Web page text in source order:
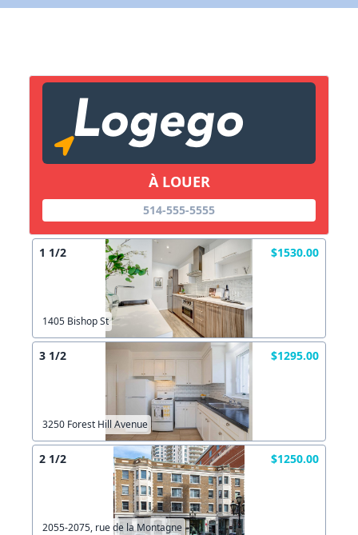
À LOUER
514-555-5555
1 1/2 $1530.00
1405 Bishop St
3 1/2 $1295.00
3250 Forest Hill Avenue
2 1/2 $1250.00
2055-2075, rue de la Montagne
X Fermer Envoyez
Copier lien
X Fermer